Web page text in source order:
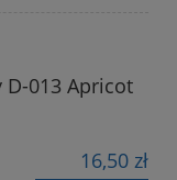
D-013 Apricot
16,50 zł